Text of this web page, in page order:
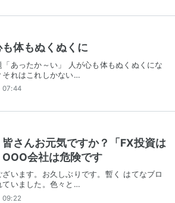
も体もぬくぬくに
「あったか～い」 人が心も体もぬくぬくにな
それはこれしかない…
07:44
さんお元気ですか？「FX投資は
会社は危険です
ざいます。お久しぶりです。暫く はてなブロ
ていました。色々と…
09:22